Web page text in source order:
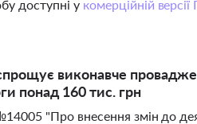
доступні у комерційній
виконавче
понад 160 тис. грн
"Про внесення змін до